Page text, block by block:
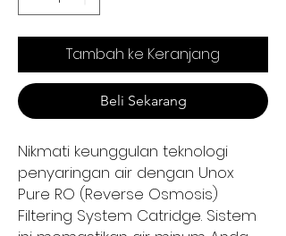
Tambah ke Keranjang
Beli Sekarang
Nikmati keunggulan teknologi
penyaringan air dengan Unox
Pure RO (Reverse Osmosis)
Filtering System Catridge. Sistem